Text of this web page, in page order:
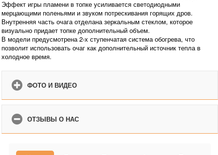
Эффект игры пламени в топке усиливается светодиодными
мерцающими поленьями и звуком потрескивания горящих дров.
Внутренняя часть очага отделана зеркальным стеклом, которое
визуально придает топке дополнительный объем.
В модели предусмотрена 2-х ступенчатая система обогрева, что
позволит использовать очаг как дополнительный источник тепла в
холодное время.
ФОТО И ВИДЕО
ОТЗЫВЫ О НАС